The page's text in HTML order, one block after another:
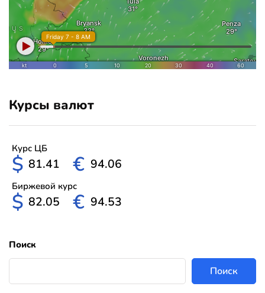
Курсы валют
Курс ЦБ
$ 81.41 € 94.06
Биржевой курс
$ 82.05 € 94.53
Поиск
Поиск